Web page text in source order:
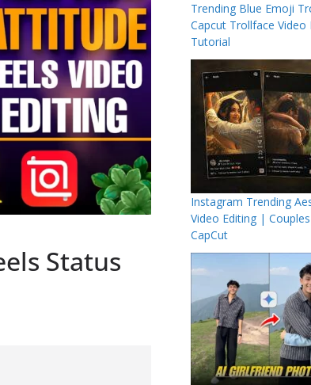
Status
Trending Blue Emoji
Capcut Trollface
Tutorial
Instagram Trending
Video Editing |
CapCut